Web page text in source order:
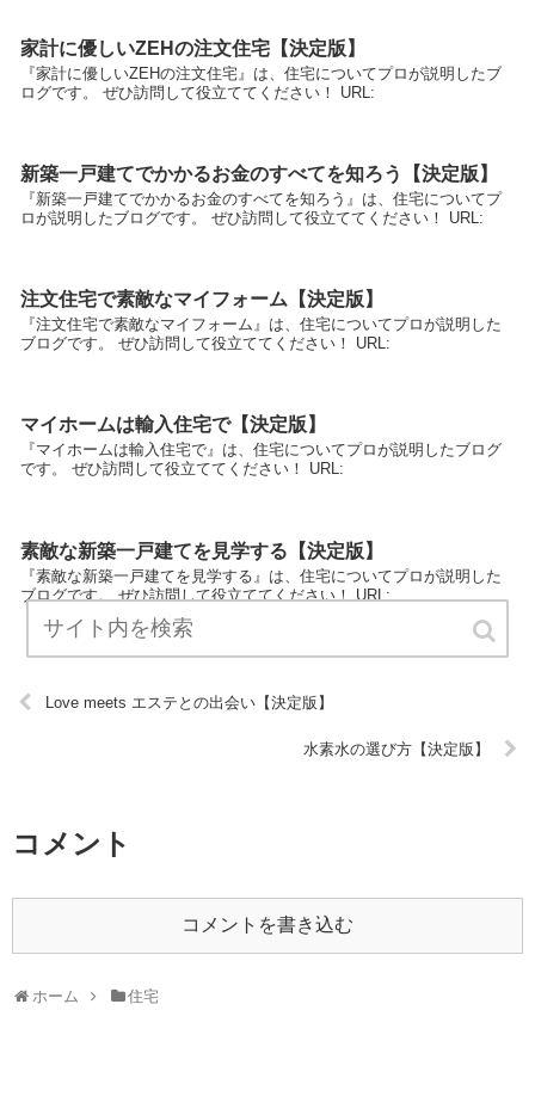
家計に優しいZEHの注文住宅【決定版】
『家計に優しいZEHの注文住宅』は、住宅についてプロが説明したブ
ログです。 ぜひ訪問して役立ててください！ URL:
新築一戸建てでかかるお金のすべてを知ろう【決定版】
『新築一戸建てでかかるお金のすべてを知ろう』は、住宅についてプ
ロが説明したブログです。 ぜひ訪問して役立ててください！ URL:
注文住宅で素敵なマイフォーム【決定版】
『注文住宅で素敵なマイフォーム』は、住宅についてプロが説明した
ブログです。 ぜひ訪問して役立ててください！ URL:
マイホームは輸入住宅で【決定版】
『マイホームは輸入住宅で』は、住宅についてプロが説明したブログ
です。 ぜひ訪問して役立ててください！ URL:
素敵な新築一戸建てを見学する【決定版】
『素敵な新築一戸建てを見学する』は、住宅についてプロが説明した
ブログです。 ぜひ訪問して役立ててください！ URL:
Love meets エステとの出会い【決定版】
水素水の選び方【決定版】
コメント
コメントを書き込む
ホーム 住宅